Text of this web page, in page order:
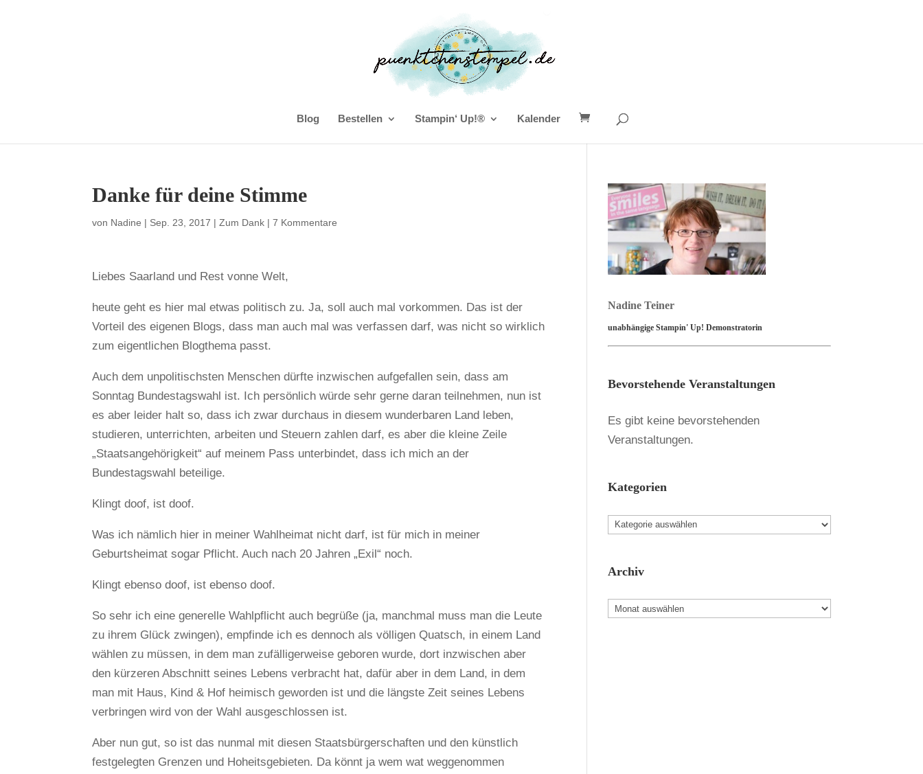
Blog Bestellen Stampin‘ Up!® Kalender
Danke für deine Stimme
von Nadine | Sep. 23, 2017 |Zum Dank |7 Kommentare
Liebes Saarland und Rest vonne Welt,
heute geht es hier mal etwas politisch zu. Ja, soll auch mal vorkommen. Das ist der
Vorteil des eigenen Blogs, dass man auch mal was verfassen darf, was nicht so wirklich
zum eigentlichen Blogthema passt.
Auch dem unpolitischsten Menschen dürfte inzwischen aufgefallen sein, dass am
Sonntag Bundestagswahl ist. Ich persönlich würde sehr gerne daran teilnehmen, nun ist
es aber leider halt so, dass ich zwar durchaus in diesem wunderbaren Land leben,
studieren, unterrichten, arbeiten und Steuern zahlen darf, es aber die kleine Zeile
„Staatsangehörigkeit“ auf meinem Pass unterbindet, dass ich mich an der
Bundestagswahl beteilige.
Klingt doof, ist doof.
Was ich nämlich hier in meiner Wahlheimat nicht darf, ist für mich in meiner
Geburtsheimat sogar Pflicht. Auch nach 20 Jahren „Exil“ noch.
Klingt ebenso doof, ist ebenso doof.
So sehr ich eine generelle Wahlpflicht auch begrüße (ja, manchmal muss man die Leute
zu ihrem Glück zwingen), empfinde ich es dennoch als völligen Quatsch, in einem Land
wählen zu müssen, in dem man zufälligerweise geboren wurde, dort inzwischen aber
den kürzeren Abschnitt seines Lebens verbracht hat, dafür aber in dem Land, in dem
man mit Haus, Kind & Hof heimisch geworden ist und die längste Zeit seines Lebens
verbringen wird von der Wahl ausgeschlossen ist.
Aber nun gut, so ist das nunmal mit diesen Staatsbürgerschaften und den künstlich
festgelegten Grenzen und Hoheitsgebieten. Da könnt ja wem wat weggenommen
Nadine Teiner
unabhängige Stampin' Up! Demonstratorin
Bevorstehende Veranstaltungen
Es gibt keine bevorstehenden
Veranstaltungen.
Kategorien
Kategorien
Archiv
Archiv